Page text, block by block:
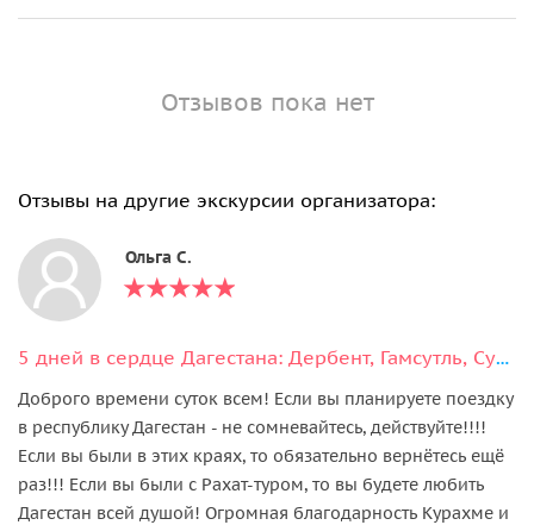
Отзывов пока нет
Отзывы на другие экскурсии организатора:
Ольга С.
5 дней в сердце Дагестана: Дербент, Гамсутль, Сулакский каньон и Гоор
Доброго времени суток всем! Если вы планируете поездку
в республику Дагестан - не сомневайтесь, действуйте!!!!
Если вы были в этих краях, то обязательно вернётесь ещё
раз!!! Если вы были с Рахат-туром, то вы будете любить
Дагестан всей душой! Огромная благодарность Курахме и